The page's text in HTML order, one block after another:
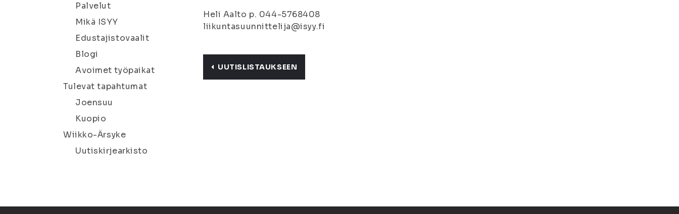
Palvelut
Mikä ISYY
Edustajistovaalit
Blogi
Avoimet työpaikat
Tulevat tapahtumat
Joensuu
Kuopio
Wiikko-Ärsyke
Uutiskirjearkisto
Heli Aalto p. 044-5768408
liikuntasuunnittelija@isyy.fi
UUTISLISTAUKSEEN